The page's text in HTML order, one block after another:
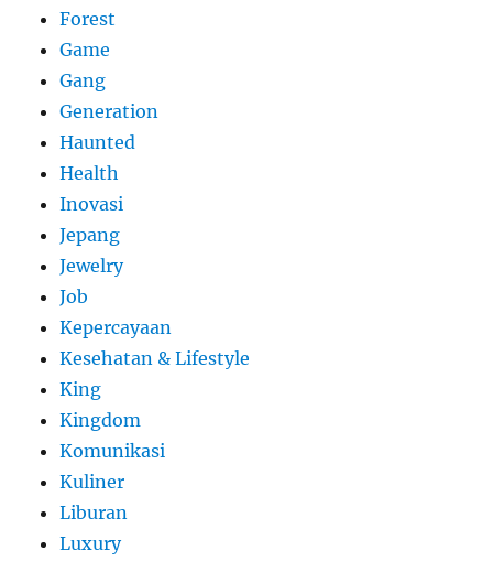
Forest
Game
Gang
Generation
Haunted
Health
Inovasi
Jepang
Jewelry
Job
Kepercayaan
Kesehatan & Lifestyle
King
Kingdom
Komunikasi
Kuliner
Liburan
Luxury